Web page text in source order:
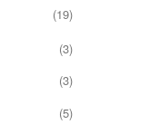
(19)
(3)
(3)
(5)